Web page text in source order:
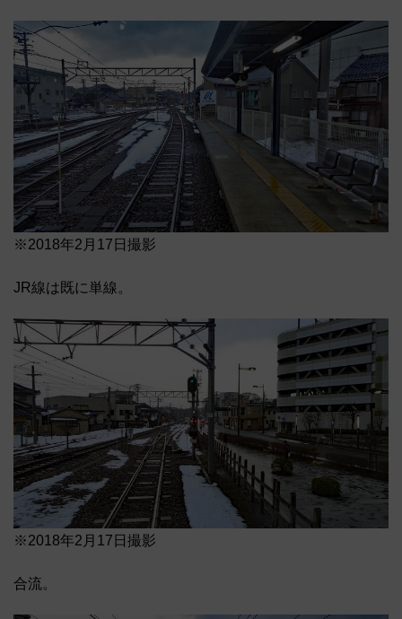
※2018年2月17日撮影
JR線は既に単線。
※2018年2月17日撮影
合流。